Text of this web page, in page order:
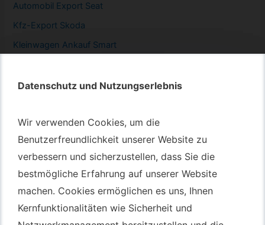
Datenschutz und Nutzungserlebnis
Wir verwenden Cookies, um die
Benutzerfreundlichkeit unserer Website zu
verbessern und sicherzustellen, dass Sie die
bestmögliche Erfahrung auf unserer Website
machen. Cookies ermöglichen es uns, Ihnen
Kernfunktionalitäten wie Sicherheit und
Datenschutz und Nutzungserlebnis
Wir verwenden Cookies, um die
Benutzerfreundlichkeit unserer Website zu
verbessern und sicherzustellen, dass Sie die
bestmögliche Erfahrung auf unserer Website
machen. Cookies ermöglichen es uns, Ihnen
Kernfunktionalitäten wie Sicherheit und
Automobil
Export Seat
Kfz-Export Skoda
Kleinwagen Ankauf Smart
Autotransport Bochum
Autotransport Düsseldorf
Autotransport Essen
Autoexport Gelsenkirchen